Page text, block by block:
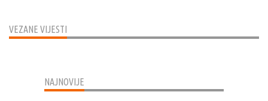
VEZANE VIJESTI
NAJNOVIJE